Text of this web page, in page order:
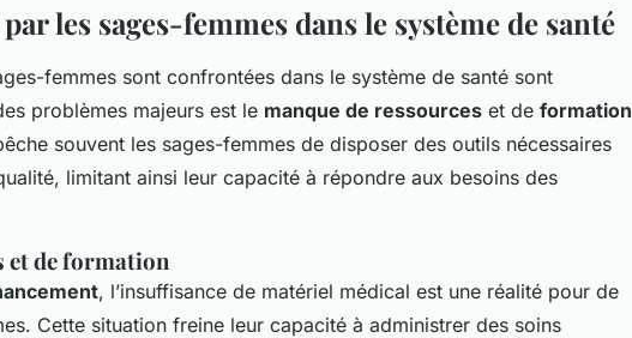
les sages-femmes dans le système de santé
femmes sont confrontées dans le système de santé sont
problèmes majeurs est le manque de ressources et de formation
souvent les sages-femmes de disposer des outils nécessaires
limitant ainsi leur capacité à répondre aux besoins des
et de formation
, l’insuffisance de matériel médical est une réalité pour de
Cette situation freine leur capacité à administrer des soins